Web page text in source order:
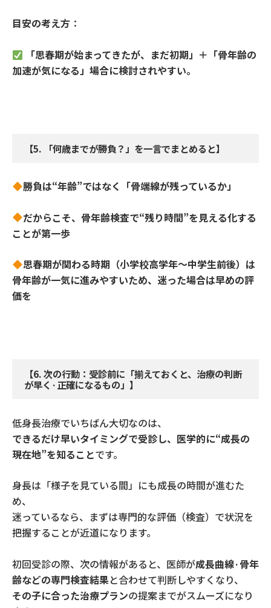
目安の考え方 ：
「思春期が始まってきたが、まだ初期」＋「骨年齢の
加速が気になる」場合に検討されやすい。
【5. 「何歳までが勝負？」を一言でまとめると】
勝負は“年齢”ではなく「骨端線が残っているか」
だからこそ、骨年齢検査で“残り時間”を見える化する
ことが第一歩
思春期が関わる時期（小学校高学年～中学生前後）は
骨年齢が一気に進みやすいため、迷った場合は早めの評
価を
【6.次の行動：受診前に「揃えておくと、治療の判断
が早く·正確になるもの」】
低身長治療でいちばん大切なのは、
できるだけ早いタイミングで受診し、医学的に“成長の
現在地”を知ることです。
身長は「様子を見ている間」にも成長の時間が進むた
め、
迷っているなら、まずは専門的な評価（検査）で状況を
把握することが近道になります。
初回受診の際、次の情報があると、医師が成長曲線·骨年
齢などの専門検査結果と合わせて判断しやすくなり、
その子に合った治療プランの提案までがスムーズになり